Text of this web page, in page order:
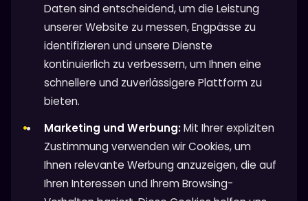
Daten sind entscheidend, um die Leistung
unserer Website zu messen, Engpässe zu
identifizieren und unsere Dienste
kontinuierlich zu verbessern, um Ihnen eine
schnellere und zuverlässigere Plattform zu
bieten.
Marketing und Werbung:Mit Ihrer expliziten
Zustimmung verwenden wir Cookies, um
Ihnen relevante Werbung anzuzeigen, die auf
Ihren Interessen und Ihrem Browsing-